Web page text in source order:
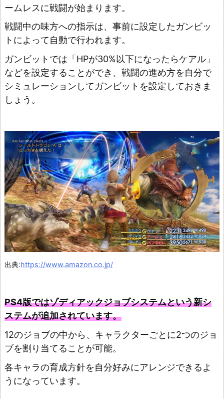
ームレスに戦闘が始まります。
戦闘中の味方への指示は、事前に設定したガンビッ
トによって自動で行われます。
ガンビットでは「HPが30%以下になったらケアル」
などを設定することができ、戦闘の進め方を自分で
シミュレーションしてガンビットを設定しておきま
しょう。
出典:https://www.amazon.co.jp/
PS4版ではゾディアックジョブシステムという新シ
ステムが追加されています。
12のジョブの中から、キャラクターごとに2つのジョ
ブを割り当てることが可能。
各キャラの育成方針を自分好みにアレンジできるよ
うになっています。